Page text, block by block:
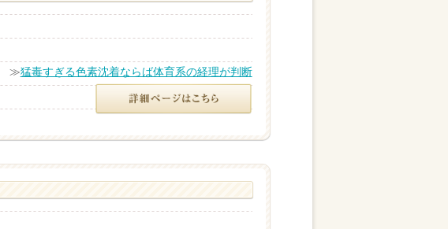
≫猛毒すぎる色素沈着ならば体育系の経理が判断